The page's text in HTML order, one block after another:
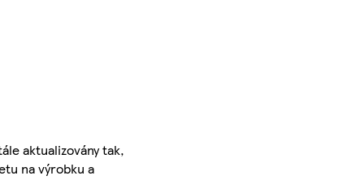
aktualizovány tak,
na výrobku a